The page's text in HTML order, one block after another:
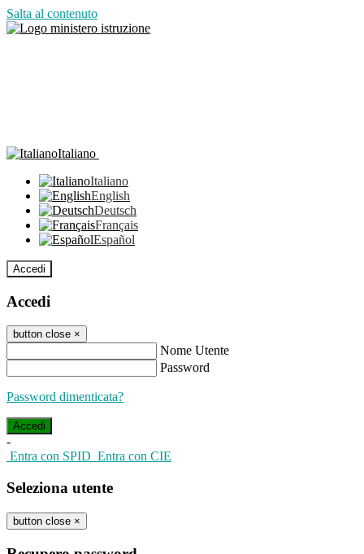
Salta al contenuto
Italiano
Italiano
English
Deutsch
Français
Español
Accedi
Accedi
button close ×
Nome Utente
Password
Password dimenticata?
-
Entra con SPID Entra con CIE
Seleziona utente
button close ×